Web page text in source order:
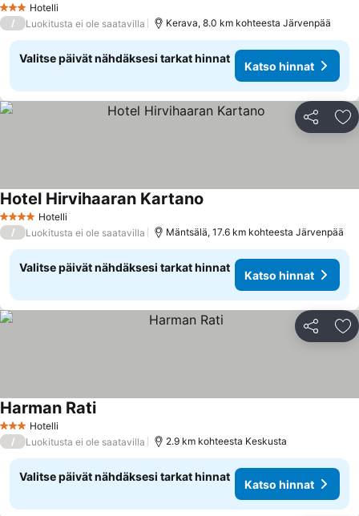
3 Tähtiluokitus
Hotelli
/ Luokitusta ei ole saatavilla Kerava, 8.0 km kohteesta Järvenpää
Valitse päivät nähdäksesi tarkat hinnat
Katso hinnat
Jaa
4 Tähtiluokitus
Hotelli
Hotel Hirvihaaran Kartano
/ Luokitusta ei ole saatavilla Mäntsälä, 17.6 km kohteesta Järvenpää
Valitse päivät nähdäksesi tarkat hinnat
Katso hinnat
Jaa
3 Tähtiluokitus
Hotelli
Harman Rati
/ Luokitusta ei ole saatavilla 2.9 km kohteesta Keskusta
Valitse päivät nähdäksesi tarkat hinnat
Katso hinnat